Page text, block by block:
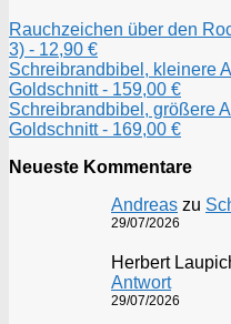
Rauchzeichen über den
3) - 12,90 €
Schreibrandbibel, kleinere
Goldschnitt - 159,00 €
Schreibrandbibel, größere
Goldschnitt - 169,00 €
Neueste Kommentare
Andreas zu
29/07/2026
Herbert
Antwort
29/07/2026